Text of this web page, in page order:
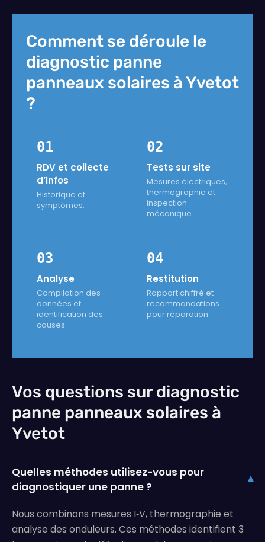
Comment se déroule le
diagnostic panne
panneaux solaires à Yvetot
?
01
RDV et collecte
d’infos
Historique et
symptômes.
02
Tests sur site
Mesures électriques,
thermographie et
inspection
mécanique.
03
Analyse
Compilation des
données et
identification des
causes.
04
Restitution
Rapport chiffré et
recommandations
pour réparation.
Vos questions sur diagnostic
panne panneaux solaires à
Yvetot
Quelles méthodes utilisez-vous pour
diagnostiquer une panne ?
▾
Nous combinons mesures I‑V, thermographie et
analyse des onduleurs. Ces méthodes identifient 3